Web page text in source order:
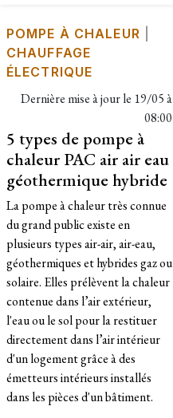
POMPE À CHALEUR
CHAUFFAGE
ÉLECTRIQUE
Dernière mise à jour le 19/05 à
08:00
5 types de pompe à
chaleur PAC air air eau
géothermique hybride
La pompe à chaleur très connue
du grand public existe en
plusieurs types air-air, air-eau,
géothermiques et hybrides gaz ou
solaire. Elles prélèvent la chaleur
contenue dans l’air extérieur,
l'eau ou le sol pour la restituer
directement dans l’air intérieur
d'un logement grâce à des
émetteurs intérieurs installés
dans les pièces d'un bâtiment.